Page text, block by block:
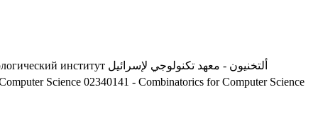
институт ألتخنيون - معهد تكنولوجي لإسرائيل
Science 02340141 - Combinatorics for Computer Science